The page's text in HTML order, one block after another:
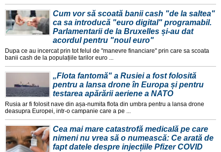
Cum vor să scoată banii cash "de la saltea"
ca sa introducă "euro digital" programabil.
Parlamentarii de la Bruxelles și-au dat
acordul pentru "noul euro"
Dupa ce au incercat prin tot felul de "manevre financiare" prin care sa scoata
banii cash de la populațiile tarilor euro ...
„Flota fantomă" a Rusiei a fost folosită
pentru a lansa drone în Europa și pentru
testarea apărării aeriene a NATO
Rusia ar fi folosit nave din așa-numita flota din umbra pentru a lansa drone
deasupra Europei, intr-o campanie care a pe ...
Cea mai mare catastrofă medicală pe care
nimeni nu vrea să o numească: Ce arată de
fapt datele despre injecțiile Pfizer COVID